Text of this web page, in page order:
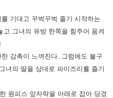
기대고 꾸벅꾸벅 졸기 시작하는
고 그녀의 유방 한쪽을 힘주어 움켜
감촉이 느껴진다. 그럼에도 불구
녀의 딸을 상대로 파이즈리를 즐기
원피스 앞자락을 아래로 잡아 당겼